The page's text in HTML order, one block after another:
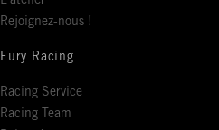
Rejoignez-nous !
Fury Racing
Racing Service
Racing Team